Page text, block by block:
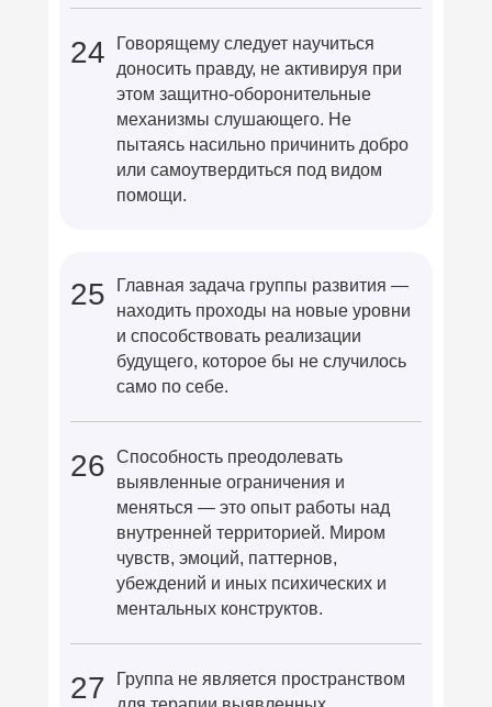
Говорящему следует научиться
доносить правду, не активируя при
этом защитно-оборонительные
механизмы слушающего. Не
пытаясь насильно причинить добро
или самоутвердиться под видом
помощи.
24
Главная задача группы развития —
находить проходы на новые уровни
и способствовать реализации
будущего, которое бы не случилось
само по себе.
25
Способность преодолевать
выявленные ограничения и
меняться — это опыт работы над
внутренней территорией. Миром
чувств, эмоций, паттернов,
убеждений и иных психических и
ментальных конструктов.
26
Группа не является пространством
27